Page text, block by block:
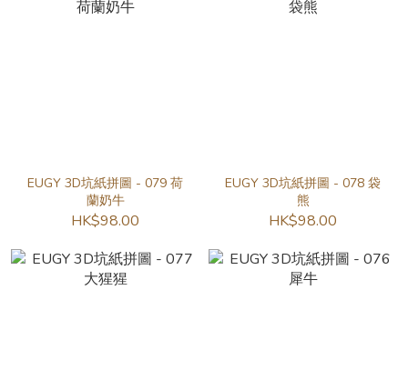
EUGY 3D坑紙拼圖 - 079 荷
蘭奶牛
HK$98.00
EUGY 3D坑紙拼圖 - 078 袋
熊
HK$98.00